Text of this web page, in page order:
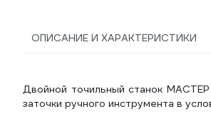
ОПИСАНИЕ И ХАРАКТЕРИСТИКИ
Двойной точильный станок
заточки ручного инструмента в